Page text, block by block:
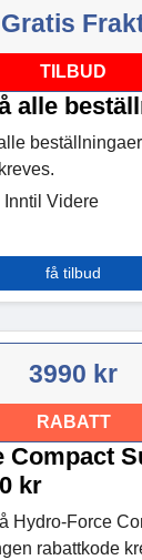
Gratis
TILBUD
alle
Videre
få tilbud
3990 kr
RABATT
Compact
kr
Hydro-Force
rabattkode